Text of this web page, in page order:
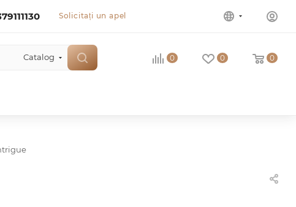
Solicitați un apel
Catalog 0 0 0